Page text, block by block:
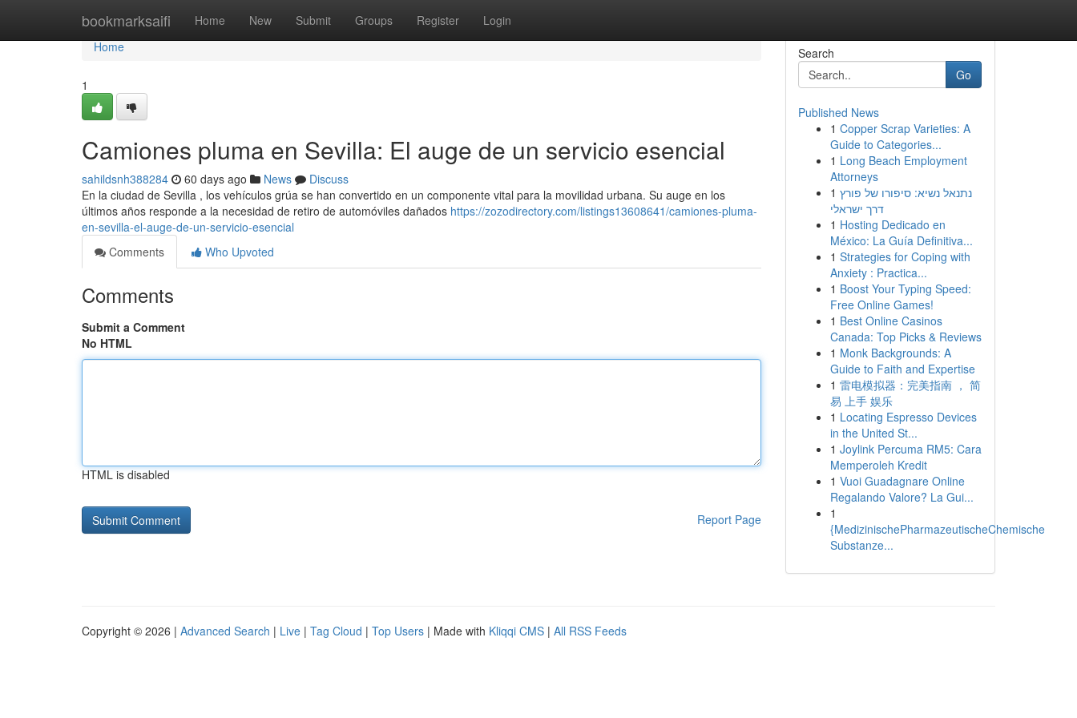
bookmarksaifi Home New Submit Groups Register Login
Home
Home
1
Camiones pluma en Sevilla: El auge de un servicio esencial
sahildsnh388284 60 days ago News
Discuss
En la ciudad de Sevilla , los vehículos grúa se han convertido en un componente vital para la movilidad urbana. Su auge en los
últimos años responde a la necesidad de retiro de automóviles dañados https://zozodirectory.com/listings13608641/camiones-pluma-
en-sevilla-el-auge-de-un-servicio-esencial
Comments
Who Upvoted
Comments
Submit a Comment
No HTML
HTML is disabled
Report Page
Search
Go
Published News
1 Copper Scrap Varieties: A
Guide to Categories...
1 Long Beach Employment
Attorneys
1 נתנאל נשיא: סיפורו של פורץ
דרך ישראלי
1 Hosting Dedicado en
México: La Guía Definitiva...
1 Strategies for Coping with
Anxiety : Practica...
1 Boost Your Typing Speed:
Free Online Games!
1 Best Online Casinos
Canada: Top Picks & Reviews
1 Monk Backgrounds: A
Guide to Faith and Expertise
1 雷电模拟器：完美指南 ， 简
易 上手 娱乐
1 Locating Espresso Devices
in the United St...
1 Joylink Percuma RM5: Cara
Memperoleh Kredit
1 Vuoi Guadagnare Online
Regalando Valore? La Gui...
1
{MedizinischePharmazeutischeChemische
Substanze...
Copyright © 2026 | Advanced Search | Live | Tag Cloud | Top Users | Made with Kliqqi CMS | All RSS Feeds